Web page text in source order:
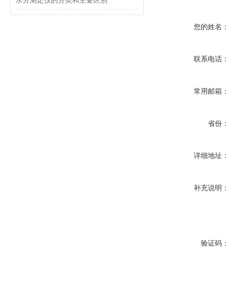
您的姓名
联系电话
常用邮箱
省份
详细地址
补充说明
验证码